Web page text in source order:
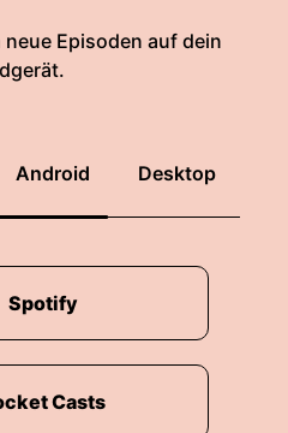
Episoden auf dein
Android Desktop
Spotify
Casts